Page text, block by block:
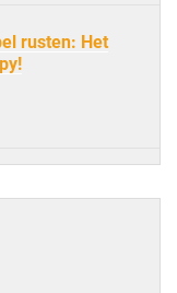
rusten: Het